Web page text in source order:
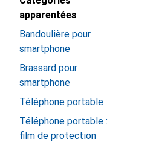
apparentées
Bandoulière pour
smartphone
Brassard pour
smartphone
Téléphone portable
Téléphone portable :
film de protection